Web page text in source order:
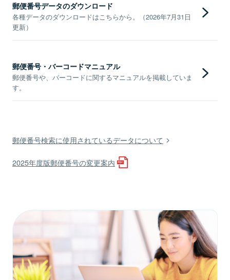
郵便番号データのダウンロード
各種データのダウンロードはこちらから。（2026年7月31日
更新）
郵便番号・バーコードマニュアル
郵便番号や、バーコードに関するマニュアルを掲載していま
す。
郵便番号検索に使用されているデータについて
2025年度版郵便番号の変更案内